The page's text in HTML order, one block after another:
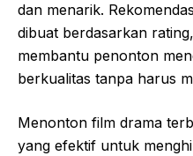
dan menarik.
dibuat berdasarkan
membantu penonton
berkualitas tanpa harus
Menonton film drama
yang efektif untuk